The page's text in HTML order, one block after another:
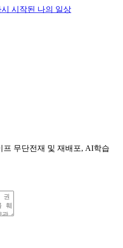
시작된 나의 일상
무단전재 및 재배포, AI학습